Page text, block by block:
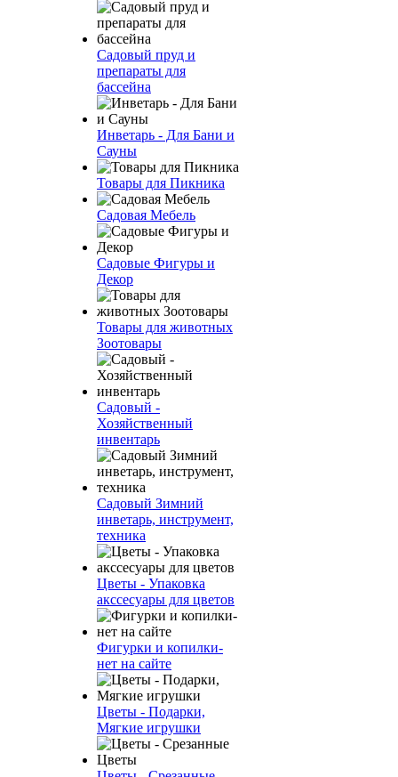
Садовый пруд и
препараты для
бассейна
Инветарь - Для Бани и
Сауны
Товары для Пикника
Садовая Мебель
Садовые Фигуры и
Декор
Товары для животных
Зоотовары
Садовый -
Хозяйственный
инвентарь
Садовый Зимний
инветарь, инструмент,
техника
Цветы - Упаковка
акссесуары для цветов
Фигурки и копилки-
нет на сайте
Цветы - Подарки,
Мягкие игрушки